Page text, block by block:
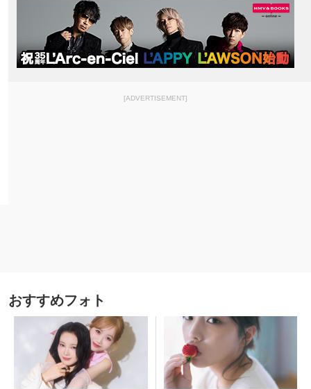
[ADVERTISEMENT]
おすすめフォト